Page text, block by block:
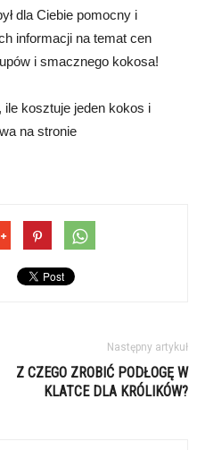
dla Ciebie pomocny i
informacji na temat cen
i smacznego kokosa!
ile kosztuje jeden kokos i
na stronie
Następny artykuł
Z CZEGO ZROBIĆ PODŁOGĘ W
KLATCE DLA KRÓLIKÓW?